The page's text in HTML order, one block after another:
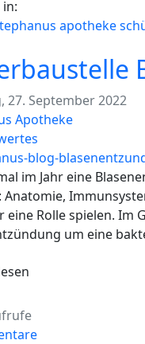
apotheke
27. September 2022
Apotheke
im Jahr eine
Anatomie,
eine Rolle spielen. Im
um eine